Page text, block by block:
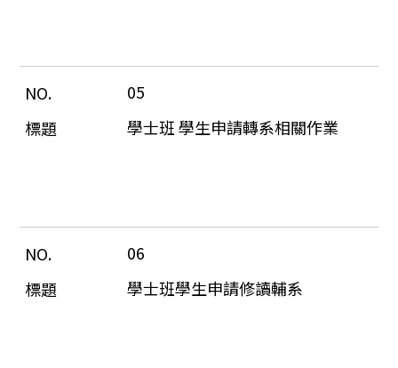
05
學士班 學生申請轉系相關作業
06
學士班學生申請修讀輔系